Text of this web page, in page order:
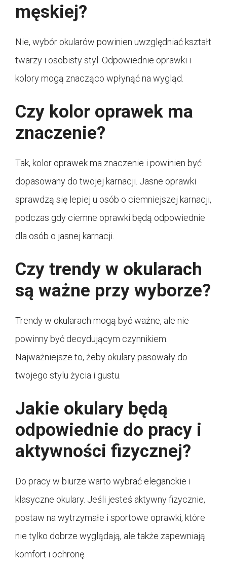
męskiej?
Nie, wybór okularów powinien uwzględniać kształt
twarzy i osobisty styl. Odpowiednie oprawki i
kolory mogą znacząco wpłynąć na wygląd.
Czy kolor oprawek ma
znaczenie?
Tak, kolor oprawek ma znaczenie i powinien być
dopasowany do twojej karnacji. Jasne oprawki
sprawdzą się lepiej u osób o ciemniejszej karnacji,
podczas gdy ciemne oprawki będą odpowiednie
dla osób o jasnej karnacji.
Czy trendy w okularach
są ważne przy wyborze?
Trendy w okularach mogą być ważne, ale nie
powinny być decydującym czynnikiem.
Najważniejsze to, żeby okulary pasowały do
twojego stylu życia i gustu.
Jakie okulary będą
odpowiednie do pracy i
aktywności fizycznej?
Do pracy w biurze warto wybrać eleganckie i
klasyczne okulary. Jeśli jesteś aktywny fizycznie,
postaw na wytrzymałe i sportowe oprawki, które
nie tylko dobrze wyglądają, ale także zapewniają
komfort i ochronę.